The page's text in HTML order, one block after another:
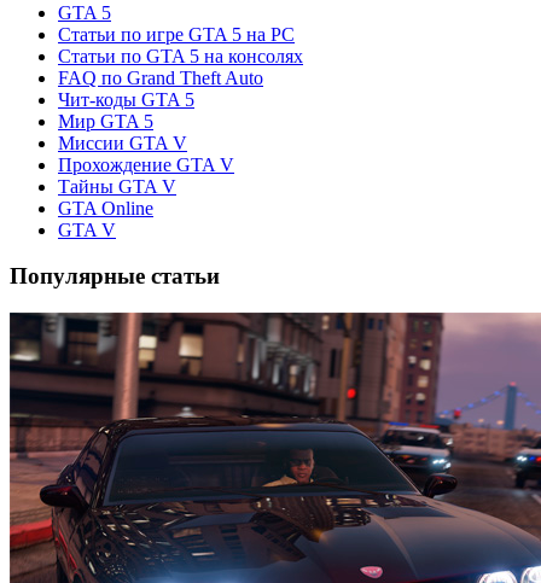
GTA 5
Статьи по игре GTA 5 на PC
Статьи по GTA 5 на консолях
FAQ по Grand Theft Auto
Чит-коды GTA 5
Мир GTA 5
Миссии GTA V
Прохождение GTA V
Тайны GTA V
GTA Online
GTA V
Популярные статьи